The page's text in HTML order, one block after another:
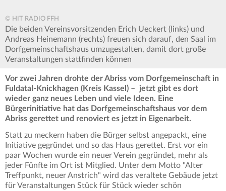
© HIT RADIO FFH
Die beiden Vereinsvorsitzenden Erich Ueckert (links) und
Andreas Heinemann (rechts) freuen sich darauf, den Saal im
Dorfgemeinschaftshaus umzugestalten, damit dort große
Veranstaltungen stattfinden können
Vor zwei Jahren drohte der Abriss vom Dorfgemeinschaft in
Fuldatal-Knickhagen (Kreis Kassel) – jetzt gibt es dort
wieder ganz neues Leben und viele Ideen. Eine
Bürgerinitiative hat das Dorfgemeinschaftshaus vor dem
Abriss gerettet und renoviert es jetzt in Eigenarbeit.
Statt zu meckern haben die Bürger selbst angepackt, eine
Initiative gegründet und so das Haus gerettet. Erst vor ein
paar Wochen wurde ein neuer Verein gegründet, mehr als
jeder Fünfte im Ort ist Mitglied. Unter dem Motto "Alter
Treffpunkt, neuer Anstrich" wird das veraltete Gebäude jetzt
für Veranstaltungen Stück für Stück wieder schön